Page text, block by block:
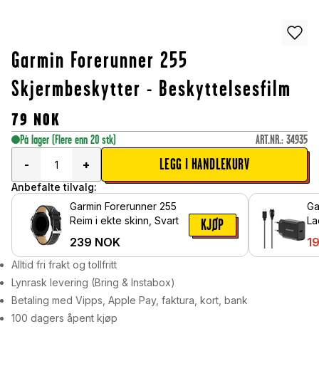
Garmin Forerunner 255
Skjermbeskytter - Beskyttelsesfilm
79 NOK
På lager (Flere enn 20 stk) ART.NR.: 34935
-
+ LEGG I HANDLEKURV
Anbefalte tilvalg:
Garmin Forerunner 255
Reim i ekte skinn, Svart
239 NOK
KJØP
Alltid fri frakt og tollfritt
Lynrask levering (Bring & Instabox)
Betaling med Vipps, Apple Pay, faktura, kort, bank
100 dagers åpent kjøp